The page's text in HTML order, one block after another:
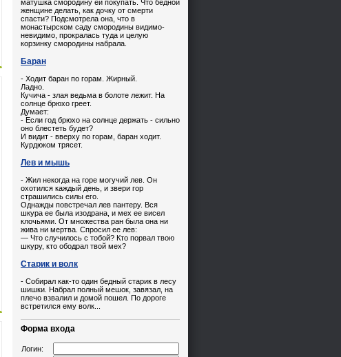
матушка смородину ей покупать. Что бедной
женщине делать, как дочку от смерти
спасти? Подсмотрела она, что в
монастырском саду смородины видимо-
невидимо, прокралась туда и целую
корзинку смородины набрала.
Баран
- Ходит баран по горам. Жирный.
Ладно.
Кучича - злая ведьма в болоте лежит. На
солнце брюхо греет.
Думает:
- Если год брюхо на солнце держать - сильно
оно блестеть будет?
И видит - вверху по горам, баран ходит.
Курдюком трясет.
Лев и мышь
- Жил некогда на горе могучий лев. Он
охотился каждый день, и звери гор
страшились силы его.
Однажды повстречал лев пантеру. Вся
шкура ее была изодрана, и мех ее висел
клочьями. От множества ран была она ни
жива ни мертва. Спросил ее лев:
— Что случилось с тобой? Кто порвал твою
шкуру, кто ободрал твой мех?
Старик и волк
- Собирал как-то один бедный старик в лесу
шишки. Набрал полный мешок, завязал, на
плечо взвалил и домой пошел. По дороге
встретился ему волк...
Форма входа
Логин: